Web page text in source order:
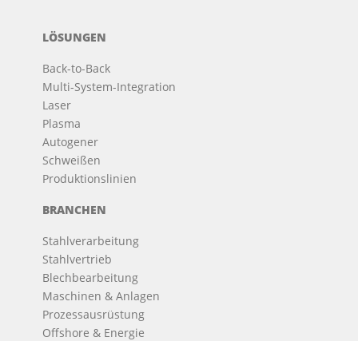
LÖSUNGEN
Back-to-Back
Multi-System-Integration
Laser
Plasma
Autogener
Schweißen
Produktionslinien
BRANCHEN
Stahlverarbeitung
Stahlvertrieb
Blechbearbeitung
Maschinen & Anlagen
Prozessausrüstung
Offshore & Energie